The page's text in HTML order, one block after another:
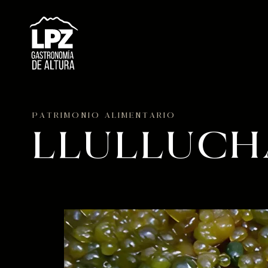
PATRIMONIO ALIMENTARIO